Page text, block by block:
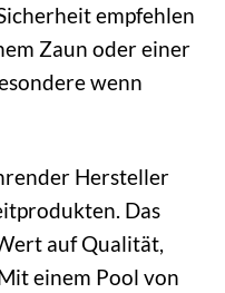
empfehlen
Zaun oder einer
wenn
Hersteller
Das
auf Qualität,
einem Pool von